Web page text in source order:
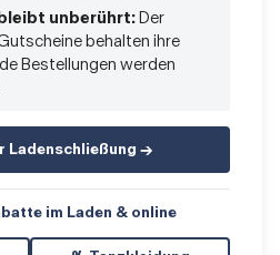
widerrufen
unberührt: Der
behalten ihre
Bestellungen werden
Ladenschließung →
im Laden & online